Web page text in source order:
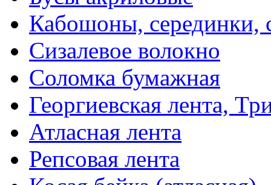
Кабошоны, серединки,
Сизалевое волокно
Соломка бумажная
Георгиевская лента,
Атласная лента
Репсовая лента